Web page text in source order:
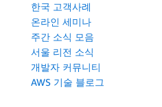
한국 고객사례
온라인 세미나
주간 소식 모음
서울 리전 소식
개발자 커뮤니티
AWS 기술 블로그